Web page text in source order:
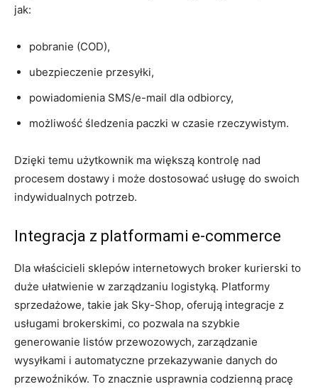
jak:
pobranie (COD),
ubezpieczenie przesyłki,
powiadomienia SMS/e-mail dla odbiorcy,
możliwość śledzenia paczki w czasie rzeczywistym.
Dzięki temu użytkownik ma większą kontrolę nad
procesem dostawy i może dostosować usługę do swoich
indywidualnych potrzeb.
Integracja z platformami e-commerce
Dla właścicieli sklepów internetowych broker kurierski to
duże ułatwienie w zarządzaniu logistyką. Platformy
sprzedażowe, takie jak Sky-Shop, oferują integracje z
usługami brokerskimi, co pozwala na szybkie
generowanie listów przewozowych, zarządzanie
wysyłkami i automatyczne przekazywanie danych do
przewoźników. To znacznie usprawnia codzienną pracę